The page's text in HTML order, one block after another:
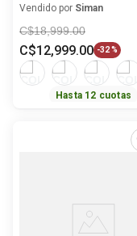
con Active Noise
Cancelling
Vendido por Siman
C$18,999.00
C$12,999.00 -32 %
Hasta 12 cuotas